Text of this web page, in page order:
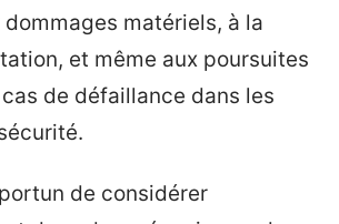
matériels, à la
et même aux poursuites
de défaillance dans les
de considérer